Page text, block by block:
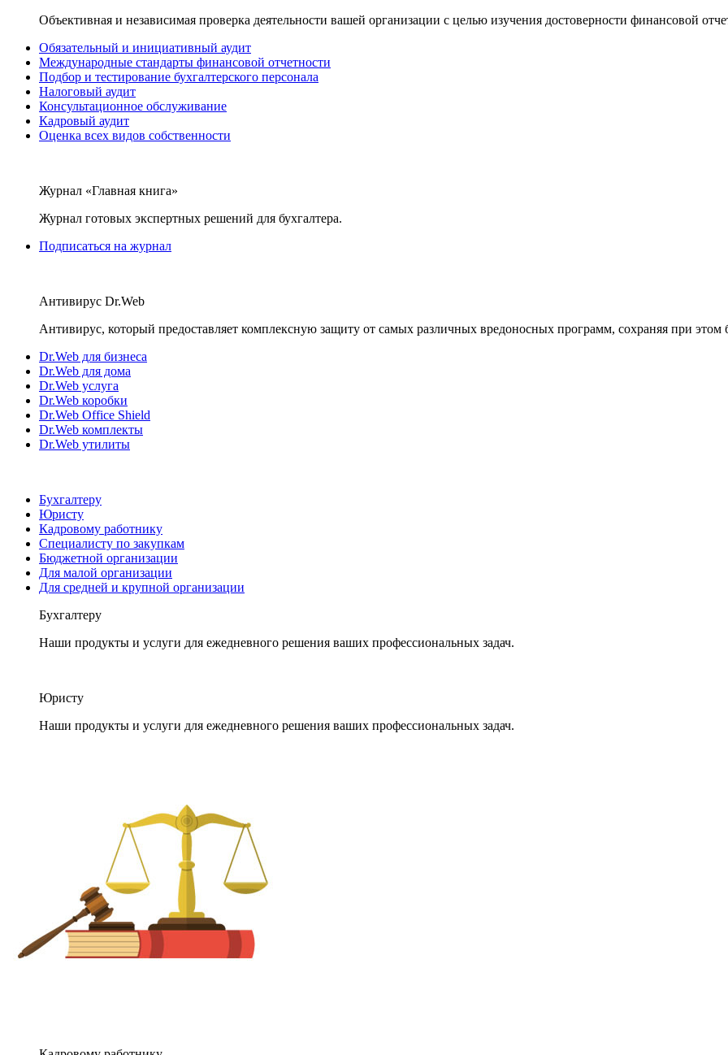
Объективная и независимая проверка деятельности вашей организации с целью изучения достоверности финансовой
Обязательный и инициативный аудит
Международные стандарты финансовой отчетности
Подбор и тестирование бухгалтерского персонала
Налоговый аудит
Консультационное обслуживание
Кадровый аудит
Оценка всех видов собственности
Журнал «Главная книга»
Журнал готовых экспертных решений для бухгалтера.
Подписаться на журнал
Антивирус Dr.Web
Антивирус, который предоставляет комплексную защиту от самых различных вредоносных программ, сохраняя при этом
Dr.Web для бизнеса
Dr.Web для дома
Dr.Web услуга
Dr.Web коробки
Dr.Web Office Shield
Dr.Web комплекты
Dr.Web утилиты
Бухгалтеру
Юристу
Кадровому работнику
Специалисту по закупкам
Бюджетной организации
Для малой организации
Для средней и крупной организации
Бухгалтеру
Наши продукты и услуги для ежедневного решения ваших профессиональных задач.
Юристу
Наши продукты и услуги для ежедневного решения ваших профессиональных задач.